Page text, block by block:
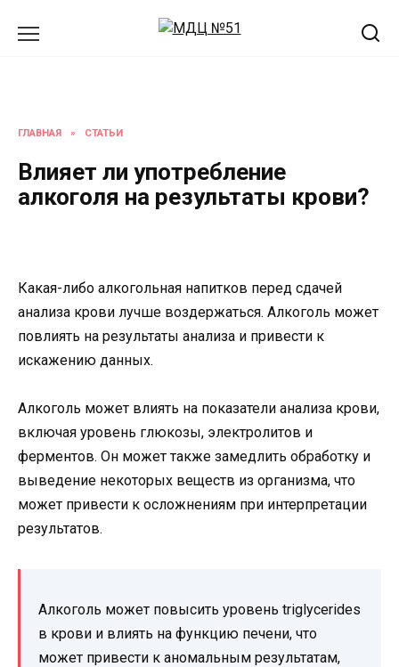
ГЛАВНАЯ » СТАТЬИ
Влияет ли употребление
алкоголя на результаты крови?
Какая-либо алкогольная напитков перед сдачей
анализа крови лучше воздержаться. Алкоголь может
повлиять на результаты анализа и привести к
искажению данных.
Алкоголь может влиять на показатели анализа крови,
включая уровень глюкозы, электролитов и
ферментов. Он может также замедлить обработку и
выведение некоторых веществ из организма, что
может привести к осложнениям при интерпретации
результатов.
Алкоголь может повысить уровень triglycerides
в крови и влиять на функцию печени, что
может привести к аномальным результатам,